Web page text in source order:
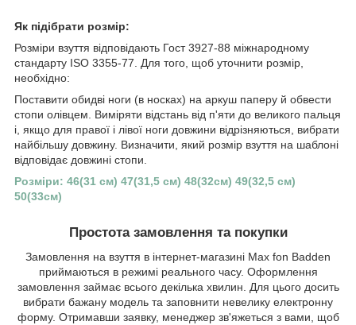
Як підібрати розмір:
Розміри взуття відповідають Гост 3927-88 міжнародному
стандарту ISO 3355-77. Для того, щоб уточнити розмір,
необхідно:
Поставити обидві ноги (в носках) на аркуш паперу й обвести
стопи олівцем. Виміряти відстань від п'яти до великого пальця
і, якщо для правої і лівої ноги довжини відрізняються, вибрати
найбільшу довжину. Визначити, який розмір взуття на шаблоні
відповідає довжині стопи.
Розміри: 46(31 см) 47(31,5 см) 48(32см) 49(32,5 см)
50(33см)
Простота замовлення та покупки
Замовлення на взуття в інтернет-магазині Max fon Badden
приймаються в режимі реального часу. Оформлення
замовлення займає всього декілька хвилин. Для цього досить
вибрати бажану модель та заповнити невелику електронну
форму. Отримавши заявку, менеджер зв'яжеться з вами, щоб